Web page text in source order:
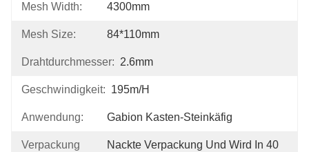
Mesh Width: 4300mm
Mesh Size: 84*110mm
Drahtdurchmesser: 2.6mm
Geschwindigkeit: 195m/h
Anwendung: Gabion Kasten-Steinkäfig
Verpackung
Nackte Verpackung Und Wird In 40